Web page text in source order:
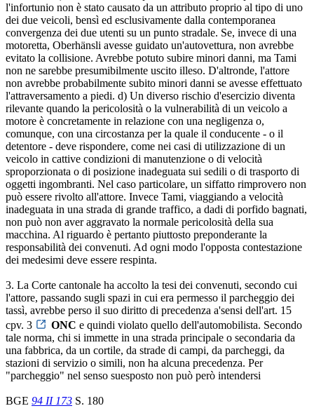
l'infortunio non è stato causato da un attributo proprio al tipo di uno
dei due veicoli, bensì ed esclusivamente dalla contemporanea
convergenza dei due utenti su un punto stradale. Se, invece di una
motoretta, Oberhänsli avesse guidato un'autovettura, non avrebbe
evitato la collisione. Avrebbe potuto subire minori danni, ma Tami
non ne sarebbe presumibilmente uscito illeso. D'altronde, l'attore
non avrebbe probabilmente subito minori danni se avesse effettuato
l'attraversamento a piedi. d) Un diverso rischio d'esercizio diventa
rilevante quando la pericolosità o la vulnerabilità di un veicolo a
motore è concretamente in relazione con una negligenza o,
comunque, con una circostanza per la quale il conducente - o il
detentore - deve rispondere, come nei casi di utilizzazione di un
veicolo in cattive condizioni di manutenzione o di velocità
sproporzionata o di posizione inadeguata sui sedili o di trasporto di
oggetti ingombranti. Nel caso particolare, un siffatto rimprovero non
può essere rivolto all'attore. Invece Tami, viaggiando a velocità
inadeguata in una strada di grande traffico, a dadi di porfido bagnati,
non può non aver aggravato la normale pericolosità della sua
macchina. Al riguardo è pertanto piuttosto preponderante la
responsabilità dei convenuti. Ad ogni modo l'opposta contestazione
dei medesimi deve essere respinta.
3. La Corte cantonale ha accolto la tesi dei convenuti, secondo cui
l'attore, passando sugli spazi in cui era permesso il parcheggio dei
tassì, avrebbe perso il suo diritto di precedenza a'sensi dell'art. 15
cpv. 3
ONC e quindi violato quello dell'automobilista. Secondo
tale norma, chi si immette in una strada principale o secondaria da
una fabbrica, da un cortile, da strade di campi, da parcheggi, da
stazioni di servizio o simili, non ha alcuna precedenza. Per
"parcheggio" nel senso suesposto non può però intendersi
BGE 94 II 173 S. 180